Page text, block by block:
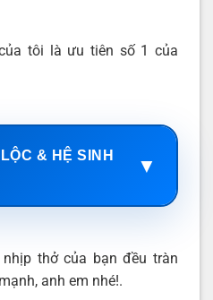
tôi là ưu tiên số 1 của
& HỆ SINH
▼
thở của bạn đều tràn
anh em nhé!.